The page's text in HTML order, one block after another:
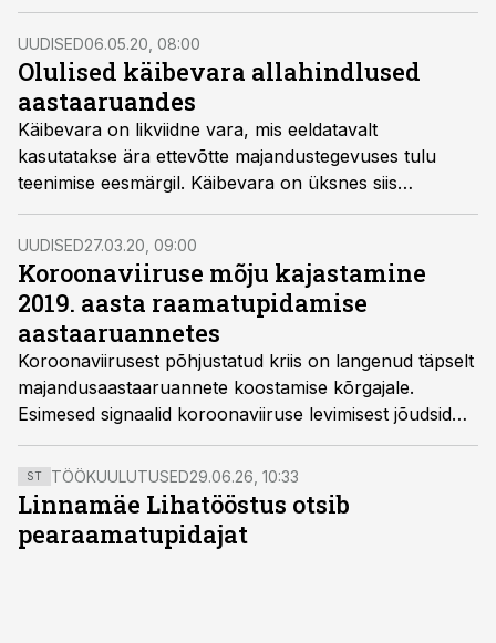
audiitortegevuse seadusest. Küll aga tekib küsimus, mis
juhtub siis, kui audiitor teeb vea? Milline on audiitori
vastutus juhul, kui audiitor aruannetes ebakõlasid ei
märka või neid tahtlikult varjab ja kui palju on
kahjukannatajal loota abile kindlustusandjalt, selgitavad
Grant Thornton Balticu spetsialistid Mart Nõmper ning
Lee Laanemäe.
UUDISED06.05.20, 08:00
Olulised käibevara allahindlused
aastaaruandes
Käibevara on likviidne vara, mis eeldatavalt
kasutatakse ära ettevõtte majandustegevuses tulu
teenimise eesmärgil. Käibevara on üksnes siis
majanduslikult kasulik ressurss, kui ta toob tulevikus
ettevõttele kasu.
UUDISED27.03.20, 09:00
Koroonaviiruse mõju kajastamine
2019. aasta raamatupidamise
aastaaruannetes
Koroonaviirusest põhjustatud kriis on langenud täpselt
majandusaastaaruannete koostamise kõrgajale.
Esimesed signaalid koroonaviiruse levimisest jõudsid
meieni 2019. aasta lõpus. Viirus ise jõudis Eestisse
märtsis 2020 ehk peale 31.12.2019 bilansipäeva ja selle
mõju on enamikule ettevõtetele oluline. Grant
Thornton Balticu partner, audiitorteenuste valdkonna
juht ja vandeaudiitor Mart Nõmper selgitab, kas ja
ST TÖÖKUULUTUSED29.06.26, 10:33
Linnamäe Lihatööstus otsib
pearaamatupidajat